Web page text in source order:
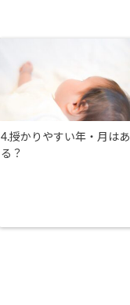
4.授かりやすい年・月はあ
る？